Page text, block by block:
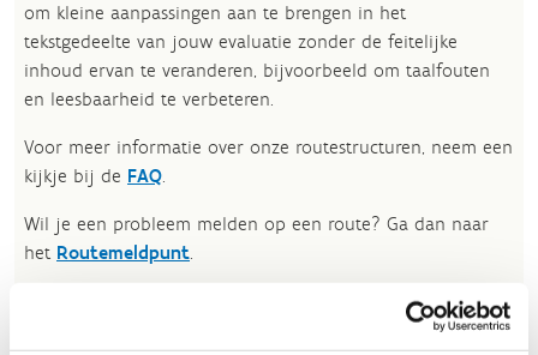
om kleine aanpassingen aan te brengen in het
tekstgedeelte van jouw evaluatie zonder de feitelijke
inhoud ervan te veranderen, bijvoorbeeld om taalfouten
en leesbaarheid te verbeteren.​
Voor meer informatie over onze routestructuren, neem een
kijkje bij de FAQ.
Wil je een probleem melden op een route? Ga dan naar
het Routemeldpunt.